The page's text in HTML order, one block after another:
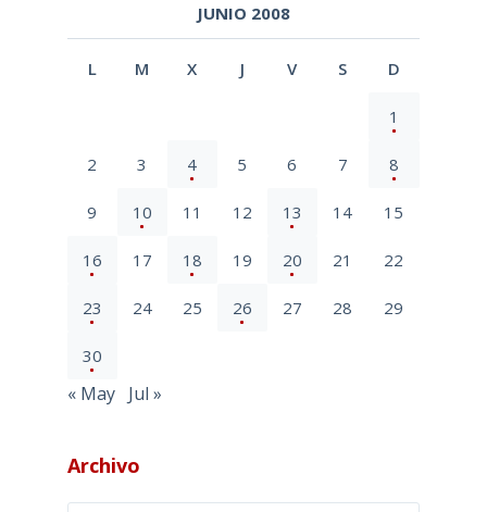
JUNIO 2008
L M X J V S D
1
2 3 4 5 6 7 8
9 10 11 12 13 14 15
16 17 18 19 20 21 22
23 24 25 26 27 28 29
30
« May Jul »
Archivo